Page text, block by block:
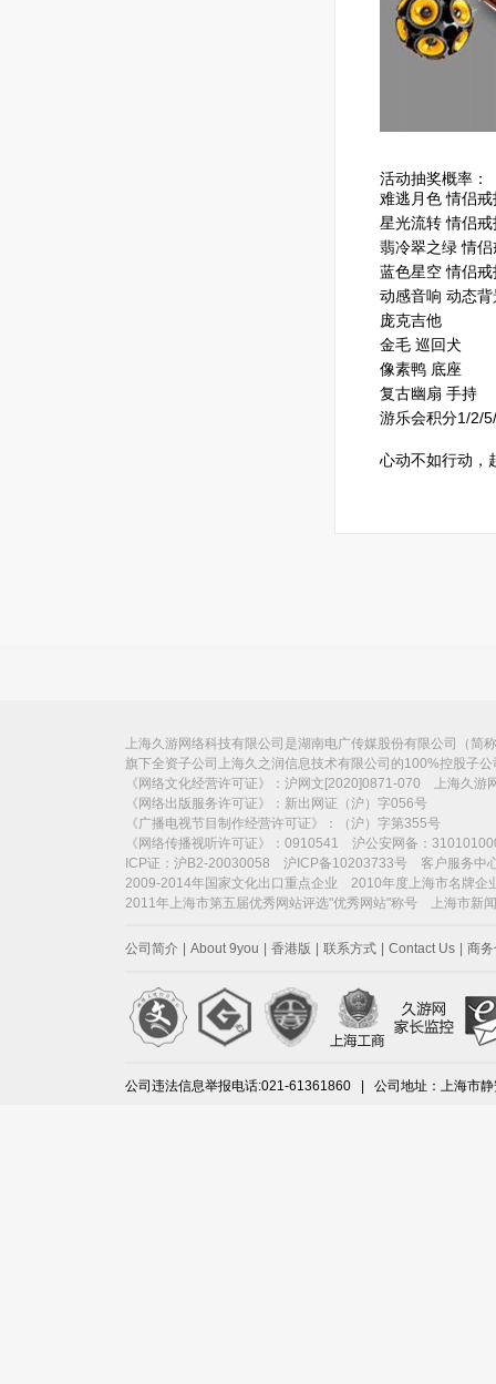
活动抽奖概率：
难逃月色 情侣戒
星光流转 情侣戒
翡冷翠之绿 情侣
蓝色星空 情侣戒
动感音响 动态背
庞克吉他
金毛 巡回犬
像素鸭 底座
复古幽扇 手持
游乐会积分1/2/
心动不如行动，
上海久游网络科技有限公司是湖南电广传媒股份有限公司（简
旗下全资子公司上海久之润信息技术有限公司的100%控股子
《网络文化经营许可证》：沪网文[2020]0871-070 上海久游
《网络出版服务许可证》：新出网证（沪）字056号
《广播电视节目制作经营许可证》：（沪）字第355号
《网络传播视听许可证》：0910541 沪公安网备：
ICP证：沪B2-20030058 沪ICP备10203733号 客户服务中
2009-2014年国家文化出口重点企业 2010年度上海市名牌企
2011年上海市第五届优秀网站评选"优秀网站"称号 上海市新
公司简介 About 9you 香港版 联系方式 Contact Us 商
公司违法信息举报电话:021-61361860 | 公司地址：上海市